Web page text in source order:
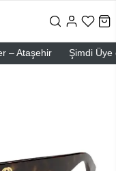
Şimdi Üye ol